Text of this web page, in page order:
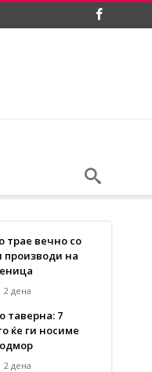
трае вечно со
производи на
2 дена
таверна: 7
ќе ги носиме
2 дена